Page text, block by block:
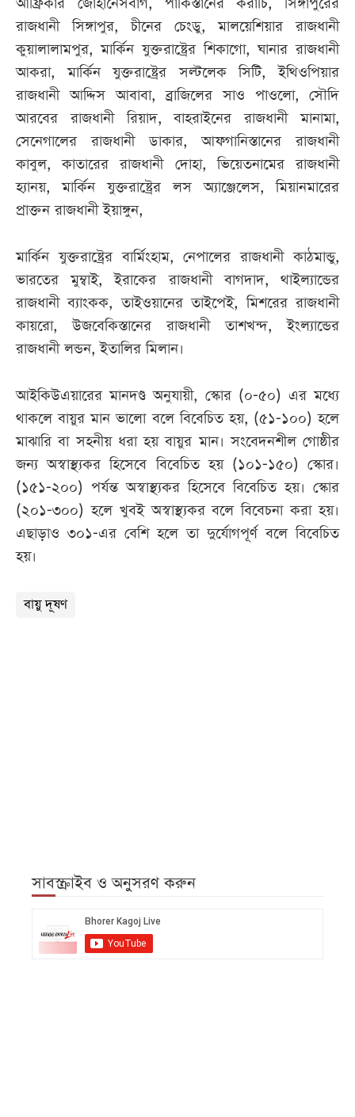
রাজধানী সিঙ্গাপুর, চীনের চেংডু, মালয়েশিয়ার রাজধানী
কুয়ালালামপুর, মার্কিন যুক্তরাষ্ট্রের শিকাগো, ঘানার রাজধানী
আকরা, মার্কিন যুক্তরাষ্ট্রের সল্টলেক সিটি, ইথিওপিয়ার
রাজধানী আদ্দিস আবাবা, ব্রাজিলের সাও পাওলো, সৌদি
আরবের রাজধানী রিয়াদ, বাহরাইনের রাজধানী মানামা,
সেনেগালের রাজধানী ডাকার, আফগানিস্তানের রাজধানী
কাবুল, কাতারের রাজধানী দোহা, ভিয়েতনামের রাজধানী
হ্যানয়, মার্কিন যুক্তরাষ্ট্রের লস অ্যাঞ্জেলেস, মিয়ানমারের
প্রাক্তন রাজধানী ইয়াঙ্গুন,
মার্কিন যুক্তরাষ্ট্রের বার্মিংহাম, নেপালের রাজধানী কাঠমান্ডু,
ভারতের মুম্বাই, ইরাকের রাজধানী বাগদাদ, থাইল্যান্ডের
রাজধানী ব্যাংকক, তাইওয়ানের তাইপেই, মিশরের রাজধানী
কায়রো, উজবেকিস্তানের রাজধানী তাশখন্দ, ইংল্যান্ডের
রাজধানী লন্ডন, ইতালির মিলান।
আইকিউএয়ারের মানদণ্ড অনুযায়ী, স্কোর (০-৫০) এর মধ্যে
থাকলে বায়ুর মান ভালো বলে বিবেচিত হয়, (৫১-১০০) হলে
মাঝারি বা সহনীয় ধরা হয় বায়ুর মান। সংবেদনশীল গোষ্ঠীর
জন্য অস্বাস্থ্যকর হিসেবে বিবেচিত হয় (১০১-১৫০) স্কোর।
(১৫১-২০০) পর্যন্ত অস্বাস্থ্যকর হিসেবে বিবেচিত হয়। স্কোর
(২০১-৩০০) হলে খুবই অস্বাস্থ্যকর বলে বিবেচনা করা হয়।
এছাড়াও ৩০১-এর বেশি হলে তা দুর্যোগপূর্ণ বলে বিবেচিত
হয়।
বায়ু দূষণ
সাবস্ক্রাইব ও অনুসরণ করুন